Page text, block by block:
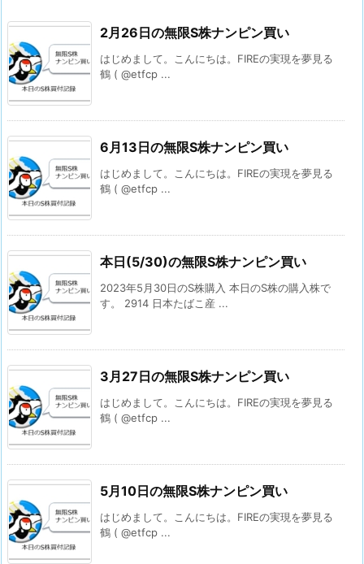
2月26日の無限S株ナンピン買い
はじめまして。こんにちは。FIREの実現を夢見る
鶴 ( @etfcp ...
6月13日の無限S株ナンピン買い
はじめまして。こんにちは。FIREの実現を夢見る
鶴 ( @etfcp ...
本日(5/30)の無限S株ナンピン買い
2023年5月30日のS株購入 本日のS株の購入株で
す。 2914 日本たばこ産 ...
3月27日の無限S株ナンピン買い
はじめまして。こんにちは。FIREの実現を夢見る
鶴 ( @etfcp ...
5月10日の無限S株ナンピン買い
はじめまして。こんにちは。FIREの実現を夢見る
鶴 ( @etfcp ...